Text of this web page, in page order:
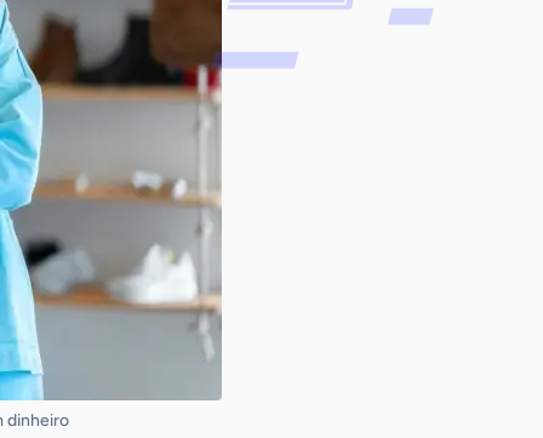
dinheiro